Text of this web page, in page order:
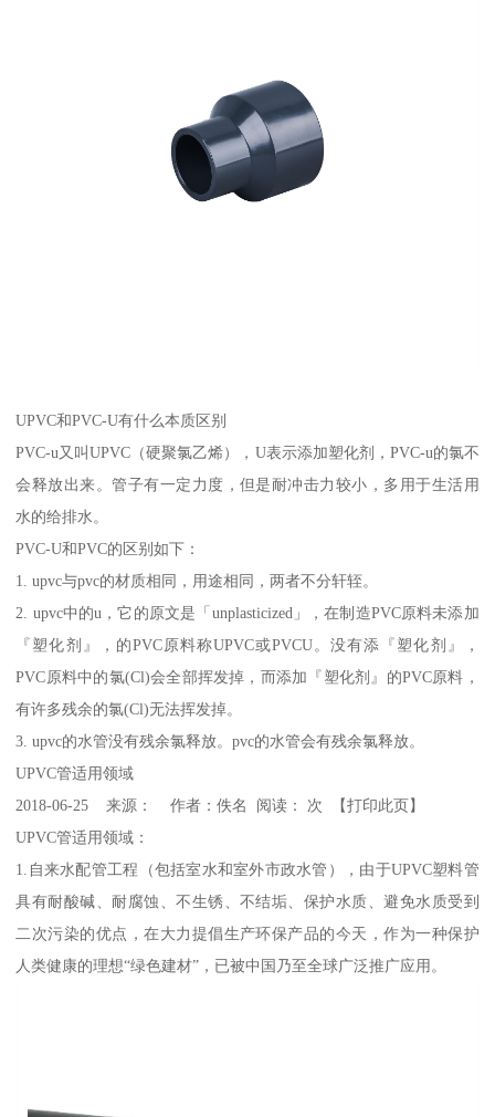
UPVC和PVC-U有什么本质区别
PVC-u又叫UPVC（硬聚氯乙烯），U表示添加塑化剂，PVC-u的氯不
会释放出来。管子有一定力度，但是耐冲击力较小，多用于生活用
水的给排水。
PVC-U和PVC的区别如下：
1. upvc与pvc的材质相同，用途相同，两者不分轩轾。
2. upvc中的u，它的原文是「unplasticized」，在制造PVC原料未添加
『塑化剂』，的PVC原料称UPVC或PVCU。没有添『塑化剂』，
PVC原料中的氯(Cl)会全部挥发掉，而添加『塑化剂』的PVC原料，
有许多残余的氯(Cl)无法挥发掉。
3. upvc的水管没有残余氯释放。pvc的水管会有残余氯释放。
UPVC管适用领域
2018-06-25 来源： 作者：佚名 阅读： 次 【打印此页】
UPVC管适用领域：
1.自来水配管工程（包括室水和室外市政水管），由于UPVC塑料管
具有耐酸碱、耐腐蚀、不生锈、不结垢、保护水质、避免水质受到
二次污染的优点，在大力提倡生产环保产品的今天，作为一种保护
人类健康的理想“绿色建材”，已被中国乃至全球广泛推广应用。